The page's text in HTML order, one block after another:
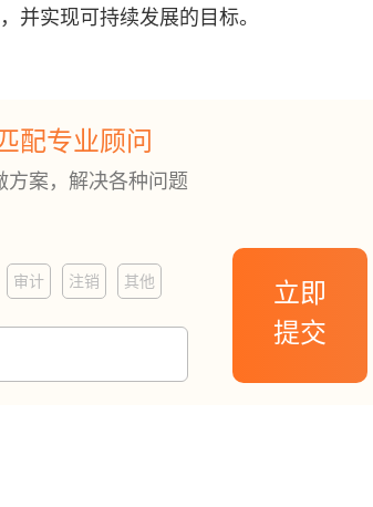
并实现可持续发展的目标。
配专业顾问
方案，解决各种问题
审计 注销 其他
立即
提交